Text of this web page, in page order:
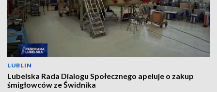
LUBLIN
Lubelska Rada Dialogu Społecznego apeluje o zakup
śmigłowców ze Świdnika